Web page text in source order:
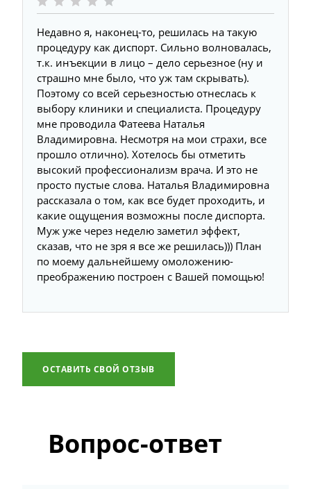
Недавно я, наконец-то, решилась на такую
процедуру как диспорт. Сильно волновалась,
т.к. инъекции в лицо – дело серьезное (ну и
страшно мне было, что уж там скрывать).
Поэтому со всей серьезностью отнеслась к
выбору клиники и специалиста. Процедуру
мне проводила Фатеева Наталья
Владимировна. Несмотря на мои страхи, все
прошло отлично). Хотелось бы отметить
высокий профессионализм врача. И это не
просто пустые слова. Наталья Владимировна
рассказала о том, как все будет проходить, и
какие ощущения возможны после диспорта.
Муж уже через неделю заметил эффект,
сказав, что не зря я все же решилась))) План
по моему дальнейшему омоложению-
преображению построен с Вашей помощью!
ОСТАВИТЬ СВОЙ ОТЗЫВ
Вопрос-ответ